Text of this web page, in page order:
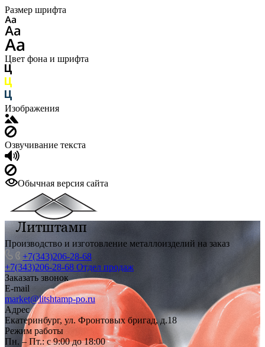
Размер шрифта
Цвет фона и шрифта
Изображения
Озвучивание текста
Обычная версия сайта
Производство и изготовление металлоизделий на заказ
+7(343)206-28-68
+7(343)206-28-68 Отдел продаж
Заказать звонок
E-mail
market@litshtamp-po.ru
Адрес
Екатеринбург, ул. Фронтовых бригад, д.18
Режим работы
Пн. – Пт.: с 9:00 до 18:00